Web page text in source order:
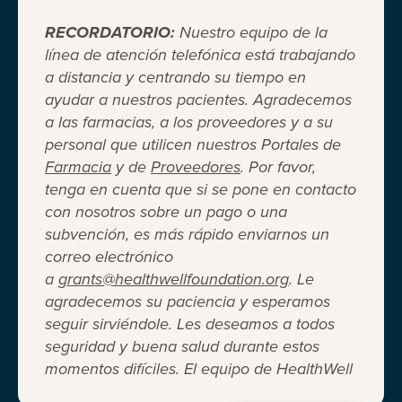
RECORDATORIO: Nuestro equipo de la
línea de atención telefónica está trabajando
a distancia y centrando su tiempo en
ayudar a nuestros pacientes. Agradecemos
a las farmacias, a los proveedores y a su
personal que utilicen nuestros Portales de
Farmacia y de Proveedores. Por favor,
tenga en cuenta que si se pone en contacto
con nosotros sobre un pago o una
subvención, es más rápido enviarnos un
correo electrónico
a grants@healthwellfoundation.org. Le
agradecemos su paciencia y esperamos
seguir sirviéndole. Les deseamos a todos
seguridad y buena salud durante estos
momentos difíciles. El equipo de HealthWell
Cuando el seguro médico no es
suficiente ®
Entidad 501(c)(3) independiente sin fines de lucro
que brinda asistencia financiera a adultos y niños
para cubrir el costo del coseguro de los
medicamentos recetados, copagos, deducibles,
primas de seguro médico y otros gastos médicos
directos de su bolsillo seleccionados.
Terms of Use Privacy Policy
Accessibility